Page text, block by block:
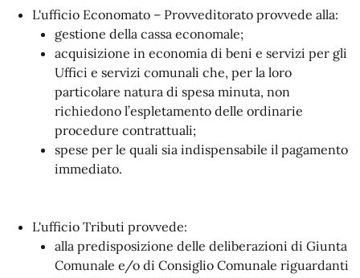
L'ufficio Economato – Provveditorato provvede alla:
gestione della cassa economale;
acquisizione in economia di beni e servizi per gli
Uffici e servizi comunali che, per la loro
particolare natura di spesa minuta, non
richiedono l’espletamento delle ordinarie
procedure contrattuali;
spese per le quali sia indispensabile il pagamento
immediato.
L'ufficio Tributi provvede:
alla predisposizione delle deliberazioni di Giunta
Comunale e/o di Consiglio Comunale riguardanti